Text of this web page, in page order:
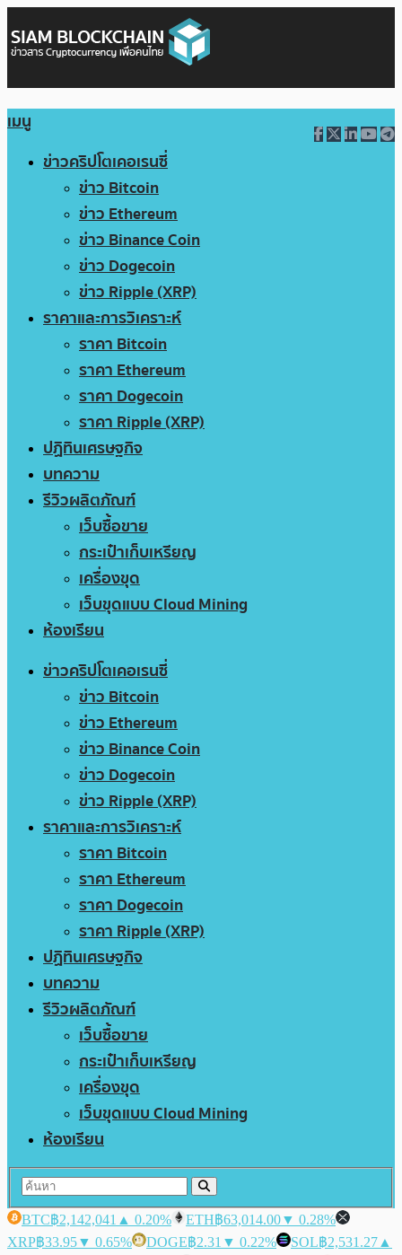
เมนู
ข่าวคริปโตเคอเรนซี่
ข่าว Bitcoin
ข่าว Ethereum
ข่าว Binance Coin
ข่าว Dogecoin
ข่าว Ripple (XRP)
ราคาและการวิเคราะห์
ราคา Bitcoin
ราคา Ethereum
ราคา Dogecoin
ราคา Ripple (XRP)
ปฏิทินเศรษฐกิจ
บทความ
รีวิวผลิตภัณฑ์
เว็บซื้อขาย
กระเป๋าเก็บเหรียญ
เครื่องขุด
เว็บขุดแบบ Cloud Mining
ห้องเรียน
ข่าวคริปโตเคอเรนซี่
ข่าว Bitcoin
ข่าว Ethereum
ข่าว Binance Coin
ข่าว Dogecoin
ข่าว Ripple (XRP)
ราคาและการวิเคราะห์
ราคา Bitcoin
ราคา Ethereum
ราคา Dogecoin
ราคา Ripple (XRP)
ปฏิทินเศรษฐกิจ
บทความ
รีวิวผลิตภัณฑ์
เว็บซื้อขาย
กระเป๋าเก็บเหรียญ
เครื่องขุด
เว็บขุดแบบ Cloud Mining
ห้องเรียน
BTC฿2,142,041 ▲ 0.20% ETH฿63,014.00▼ 0.28%
XRP฿33.95▼ 0.65% DOGE฿2.31 ▼ 0.22% SOL฿2,531.27 ▲